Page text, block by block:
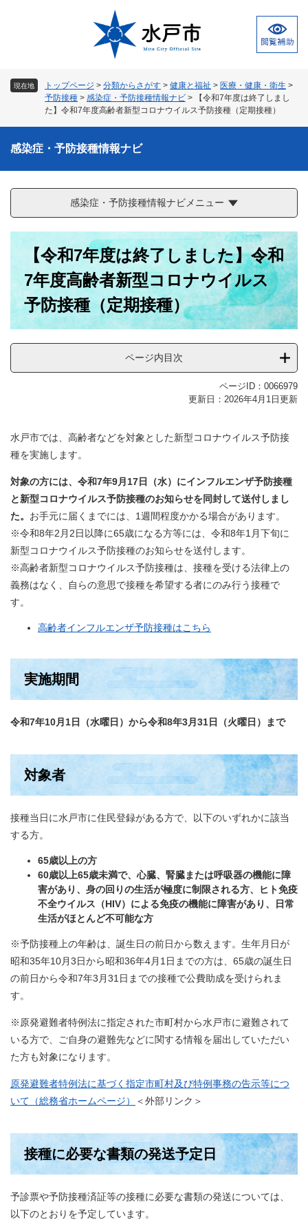
現在地 トップページ > 分類からさがす > 健康と福祉 > 医療・健康・衛生 >
予防接種 > 感染症・予防接種情報ナビ >
【令和7年度は終了しまし
た】令和7年度高齢者新型コロナウイルス予防接種（定期接種）
感染症・予防接種情報ナビ
感染症・予防接種情報ナビメニュー
【令和7年度は終了しました】令和
7年度高齢者新型コロナウイルス
予防接種（定期接種）
ページ内目次
ページID：0066979
更新日：2026年4月1日更新
水戸市では、高齢者などを対象とした新型コロナウイルス予防接
種を実施します。
​対象の方には、令和7年9月17日（水）にインフルエンザ予防接種
と新型コロナウイルス予防接種のお知らせを同封して送付しまし
た。 お手元に届くまでには、1週間程度かかる場合があります。
※令和8年2月2日以降に65歳になる方等には、令和8年1月下旬に
新型コロナウイルス予防接種のお知らせを送付します。
※高齢者新型コロナウイルス予防接種は、接種を受ける法律上の
義務はなく、自らの意思で接種を希望する者にのみ行う接種で
す。
高齢者インフルエンザ予防接種はこちら
実施期間
令和7年10月1日（水曜日）から令和8年3月31日（火曜日）まで
対象者
接種当日に水戸市に住民登録がある方で、以下のいずれかに該当
する方。
65歳以上の方
60歳以上65歳未満で、心臓、腎臓または呼吸器の機能に障
害があり、身の回りの生活が極度に制限される方、ヒト免疫
不全ウイルス（HIV）による免疫の機能に障害があり、日常
生活がほとんど不可能な方
※予防接種上の年齢は、誕生日の前日から数えます。生年月日が
昭和35年10月3日から昭和36年4月1日までの方は、65歳の誕生日
の前日から令和7年3月31日までの接種で公費助成を受けられま
す。
※原発避難者特例法に指定された市町村から水戸市に避難されて
いる方で、ご自身の避難先などに関する情報を届出していただい
た方も対象になります。
原発避難者特例法に基づく指定市町村及び特例事務の告示等につ
いて（総務省ホームページ）
＜外部リンク＞
接種に必要な書類の発送予定日
予診票や予防接種済証等の接種に必要な書類の発送については、
以下のとおりを予定しています。